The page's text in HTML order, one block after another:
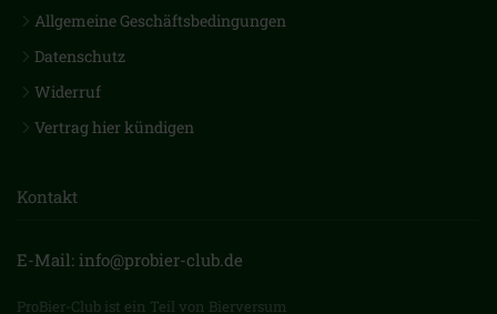
Allgemeine Geschäftsbedingungen
Datenschutz
Widerruf
Vertrag hier kündigen
Kontakt
E-Mail: info@probier-club.de
ProBier-Club ist ein Teil von Bierversum